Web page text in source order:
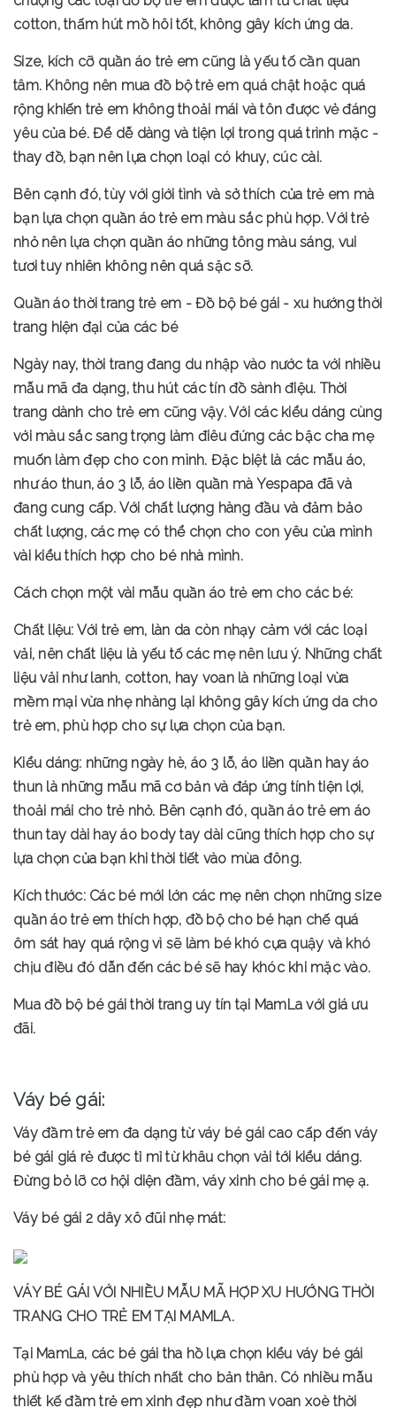
cotton, thấm hút mồ hôi tốt, không gây kích ứng da.
Size, kích cỡ quần áo trẻ em cũng là yếu tố cần quan
tâm. Không nên mua đồ bộ trẻ em quá chật hoặc quá
rộng khiến trẻ em không thoải mái và tôn được vẻ đáng
yêu của bé. Để dễ dàng và tiện lợi trong quá trình mặc -
thay đồ, bạn nên lựa chọn loại có khuy, cúc cài.
Bên cạnh đó, tùy với giới tình và sở thích của trẻ em mà
bạn lựa chọn quần áo trẻ em màu sắc phù hợp. Với trẻ
nhỏ nên lựa chọn quần áo những tông màu sáng, vui
tươi tuy nhiên không nên quá sặc sỡ.
Quần áo thời trang trẻ em - Đồ bộ bé gái - xu hướng thời
trang hiện đại của các bé
Ngày nay, thời trang đang du nhập vào nước ta với nhiều
mẫu mã đa dạng, thu hút các tín đồ sành điệu. Thời
trang dành cho trẻ em cũng vậy. Với các kiểu dáng cùng
với màu sắc sang trọng làm điêu đứng các bậc cha mẹ
muốn làm đẹp cho con mình. Đặc biệt là các mẫu áo,
như áo thun, áo 3 lỗ, áo liền quần mà Yespapa đã và
đang cung cấp. Với chất lượng hàng đầu và đảm bảo
chất lượng, các mẹ có thể chọn cho con yêu của mình
vài kiểu thích hợp cho bé nhà mình.
Cách chọn một vài mẫu quần áo trẻ em cho các bé:
Chất liệu: Với trẻ em, làn da còn nhạy cảm với các loại
vải, nên chất liệu là yếu tố các mẹ nên lưu ý. Những chất
liệu vải như lanh, cotton, hay voan là những loại vừa
mềm mại vừa nhẹ nhàng lại không gây kích ứng da cho
trẻ em, phù hợp cho sự lựa chọn của bạn.
Kiểu dáng: những ngày hè, áo 3 lỗ, áo liền quần hay áo
thun là những mẫu mã cơ bản và đáp ứng tính tiện lợi,
thoải mái cho trẻ nhỏ. Bên cạnh đó, quần áo trẻ em áo
thun tay dài hay áo body tay dài cũng thích hợp cho sự
lựa chọn của bạn khi thời tiết vào mùa đông.
Kích thước: Các bé mới lớn các mẹ nên chọn những size
quần áo trẻ em thích hợp, đồ bộ cho bé hạn chế quá
ôm sát hay quá rộng vì sẽ làm bé khó cựa quậy và khó
chịu điều đó dẫn đến các bé sẽ hay khóc khi mặc vào.
Mua đồ bộ bé gái thời trang uy tín tại MamLa với giá ưu
đãi.
Váy bé gái:
Váy đầm trẻ em đa dạng từ váy bé gái cao cấp đến váy
bé gái giá rẻ được tỉ mỉ từ khâu chọn vải tới kiểu dáng.
Đừng bỏ lỡ cơ hội diện đầm, váy xinh cho bé gái mẹ ạ.
Váy bé gái 2 dây xô đũi nhẹ mát:
VÁY BÉ GÁI VỚI NHIỀU MẪU MÃ HỢP XU HƯỚNG THỜI
TRANG CHO TRẺ EM TẠI MAMLA.
Tại MamLa, các bé gái tha hồ lựa chọn kiểu váy bé gái
phù hợp và yêu thích nhất cho bản thân. Có nhiều mẫu
thiết kế đầm trẻ em xinh đẹp như đầm voan xoè thời